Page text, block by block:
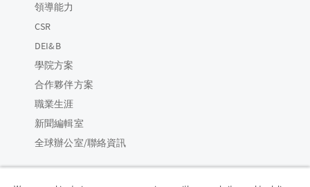
領導能力
CSR
DEI&B
學院方案
合作夥伴方案
職業生涯
新聞編輯室
全球辦公室/聯絡資訊